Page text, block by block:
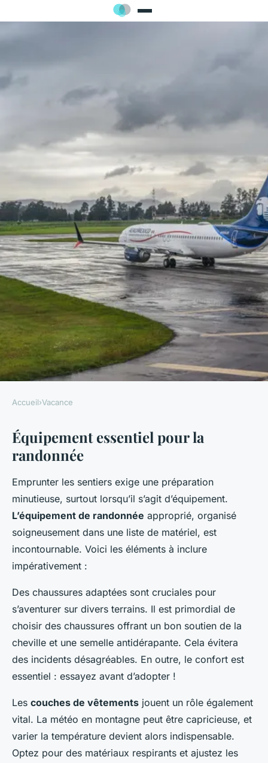
Conseils pour bien préparer sa
randonnée
Mya• 13 mars 2025•5 min de lecture
Accueil›Vacance
Équipement essentiel pour la
randonnée
Emprunter les sentiers exige une préparation
minutieuse, surtout lorsqu’il s’agit d’équipement.
L’équipement de randonnée approprié, organisé
soigneusement dans une liste de matériel, est
incontournable. Voici les éléments à inclure
impérativement :
Des chaussures adaptées sont cruciales pour
s’aventurer sur divers terrains. Il est primordial de
choisir des chaussures offrant un bon soutien de la
cheville et une semelle antidérapante. Cela évitera
des incidents désagréables. En outre, le confort est
essentiel : essayez avant d’adopter !
Les couches de vêtements jouent un rôle également
vital. La météo en montagne peut être capricieuse, et
varier la température devient alors indispensable.
Optez pour des matériaux respirants et ajustez les